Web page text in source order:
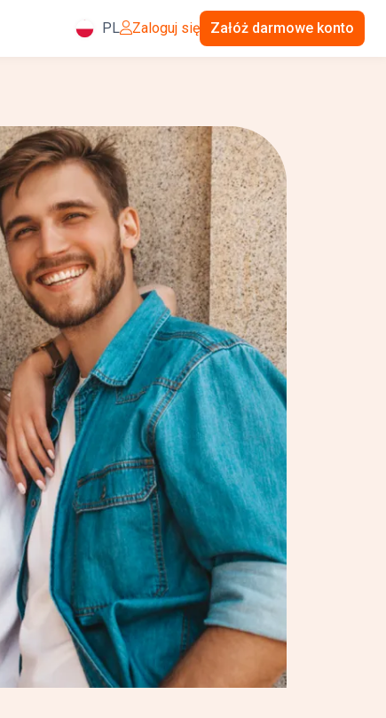
PL Zaloguj się Załóż darmowe konto